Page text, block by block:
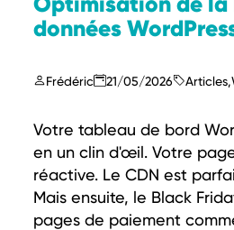
données
Frédéric 21/05/2026 Articles,
Votre tableau de bord
en un clin d'œil. Votre
réactive. Le CDN est
Mais ensuite, le Black
pages de paiement